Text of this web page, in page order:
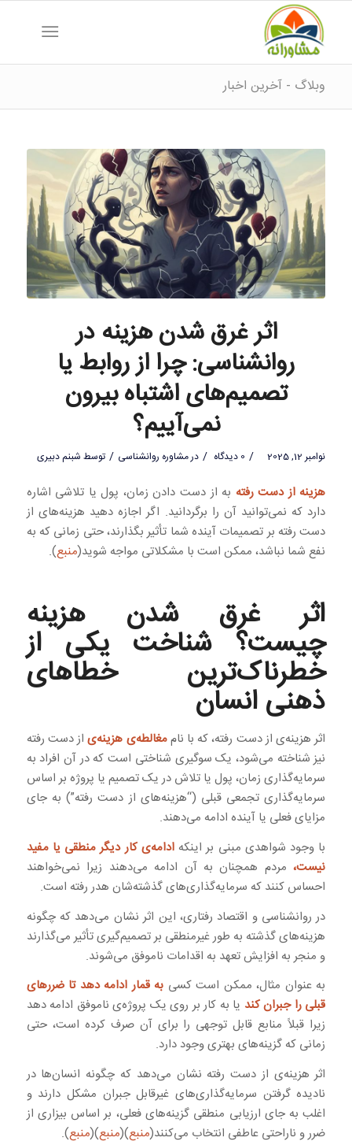
وبلاگ - آخرین اخبار
اثر غرق شدن هزینه در
روانشناسی: چرا از روابط یا
تصمیم‌های اشتباه بیرون
نمی‌آییم؟
نوامبر 12, 2025 / 0 دیدگاه / درمشاوره روانشناسی / توسط شبنم دبیری
هزینه از دست رفته به از دست دادن زمان، پول یا تلاشی اشاره
دارد که نمی‌توانید آن را برگردانید. اگر اجازه دهید هزینه‌های از
دست رفته بر تصمیمات آینده شما تأثیر بگذارند، حتی زمانی که به
نفع شما نباشد، ممکن است با مشکلاتی مواجه شوید(منبع).
اثر غرق شدن هزینه
چیست؟ شناخت یکی از
خطرناک‌ترین خطاهای
ذهنی انسان
اثر هزینه‌ی از دست رفته، که با ناممغالطه‌ی هزینه‌یاز دست رفته
نیز شناخته می‌شود، یک سوگیری شناختی است که در آن افراد به
سرمایه‌گذاری زمان، پول یا تلاش در یک تصمیم یا پروژه بر اساس
سرمایه‌گذاری تجمعی قبلی (“هزینه‌های از دست رفته”) به جای
مزایای فعلی یا آینده ادامه می‌دهند.
با وجود شواهدی مبنی بر اینکه ادامه‌ی کار دیگر منطقی یا مفید
نیست،مردم همچنان به آن ادامه می‌دهند زیرا نمی‌خواهند
احساس کنند که سرمایه‌گذاری‌های گذشته‌شان هدر رفته است.
در روانشناسی و اقتصاد رفتاری، این اثر نشان می‌دهد که چگونه
هزینه‌های گذشته به طور غیرمنطقی بر تصمیم‌گیری تأثیر می‌گذارند
و منجر به افزایش تعهد به اقدامات ناموفق می‌شوند.
به عنوان مثال، ممکن است کسی به قمار ادامه دهد تا ضررهای
قبلی را جبران کند یا به کار بر روی یک پروژه‌ی ناموفق ادامه دهد
زیرا قبلاً منابع قابل توجهی را برای آن صرف کرده است، حتی
زمانی که گزینه‌های بهتری وجود دارد.
اثر هزینه‌ی از دست رفته نشان می‌دهد که چگونه انسان‌ها در
نادیده گرفتن سرمایه‌گذاری‌های غیرقابل جبران مشکل دارند و
اغلب به جای ارزیابی منطقی گزینه‌های فعلی، بر اساس بیزاری از
ضرر و ناراحتی عاطفی انتخاب می‌کنند(منبع)(منبع)(منبع).